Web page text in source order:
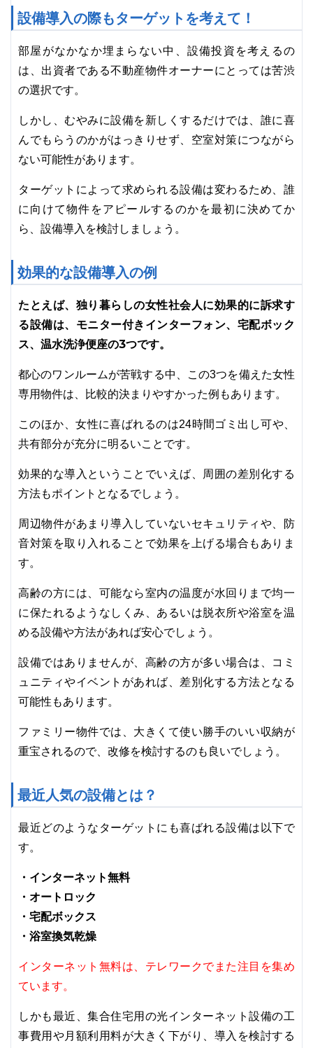
設備導入の際もターゲットを考えて！
部屋がなかなか埋まらない中、設備投資を考えるの
は、出資者である不動産物件オーナーにとっては苦渋
の選択です。
しかし、むやみに設備を新しくするだけでは、誰に喜
んでもらうのかがはっきりせず、空室対策につながら
ない可能性があります。
ターゲットによって求められる設備は変わるため、誰
に向けて物件をアピールするのかを最初に決めてか
ら、設備導入を検討しましょう。
効果的な設備導入の例
たとえば、独り暮らしの女性社会人に効果的に訴求す
る設備は、モニター付きインターフォン、宅配ボック
ス、温水洗浄便座の3つです。
都心のワンルームが苦戦する中、この3つを備えた女性
専用物件は、比較的決まりやすかった例もあります。
このほか、女性に喜ばれるのは24時間ゴミ出し可や、
共有部分が充分に明るいことです。
効果的な導入ということでいえば、周囲の差別化する
方法もポイントとなるでしょう。
周辺物件があまり導入していないセキュリティや、防
音対策を取り入れることで効果を上げる場合もありま
す。
高齢の方には、可能なら室内の温度が水回りまで均一
に保たれるようなしくみ、あるいは脱衣所や浴室を温
める設備や方法があれば安心でしょう。
設備ではありませんが、高齢の方が多い場合は、コミ
ュニティやイベントがあれば、差別化する方法となる
可能性もあります。
ファミリー物件では、大きくて使い勝手のいい収納が
重宝されるので、改修を検討するのも良いでしょう。
最近人気の設備とは？
最近どのようなターゲットにも喜ばれる設備は以下で
す。
・インターネット無料
・オートロック
・宅配ボックス
・浴室換気乾燥
インターネット無料は、テレワークでまた注目を集め
ています。
しかも最近、集合住宅用の光インターネット設備の工
事費用や月額利用料が大きく下がり、導入を検討する